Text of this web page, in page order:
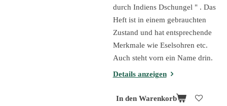
durch Indiens Dschungel " . Das
Heft ist in einem gebrauchten
Zustand und hat entsprechende
Merkmale wie Eselsohren etc.
Auch steht vorn ein Name drin.
Details anzeigen
In den Warenkorb